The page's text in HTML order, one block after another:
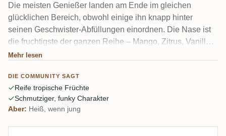
Die meisten Genießer landen am Ende im gleichen
glücklichen Bereich, obwohl einige ihn knapp hinter
seinen Geschwister-Abfüllungen einordnen. Die Nase ist
die fruchtigste der ganzen Reihe – Mango, Zitrus, Vanille –
während der Gaumen schön schmutzig ist: Holz, Funk,
beste Art "wild". Die 59,3% Alkohol brauchen ein paar
Minuten, um sich zu setzen, aber die Geduld wird belohnt.
Mehr lesen
DIE COMMUNITY SAGT
Reife tropische Früchte
Schmutziger, funky Charakter
Aber: Heiß, wenn jung